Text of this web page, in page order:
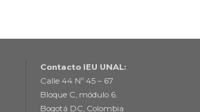
Contacto IEU UNAL:
Calle 44 Nº 45 – 67
Bloque C, módulo 6.
Bogotá DC, Colombia